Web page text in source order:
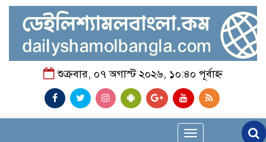
শুক্রবার, ০৭ অগাস্ট ২০২৬, ১০:৪০ পূর্বাহ্ন
Toggle